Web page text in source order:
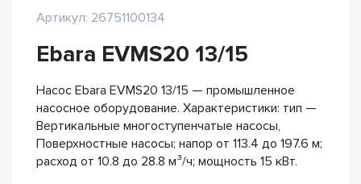
Артикул: 26751100134
Ebara EVMS20 13/15
Насос Ebara EVMS20 13/15 — промышленное
насосное оборудование. Характеристики: тип —
Вертикальные многоступенчатые насосы,
Поверхностные насосы; напор от 113.4 до 197.6 м;
расход от 10.8 до 28.8 м³/ч; мощность 15 кВт.